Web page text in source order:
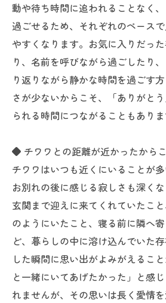
動や待ち時間に追われることなく
過ごせるため、それぞれのペース
やすくなります。お気に入りだっ
り、名前を呼びながら過ごしたり
り返りながら静かな時間を過ごす
さが少ないからこそ、「ありがと
られる時間につながることもありま
◆ チワワとの距離が近かったから
チワワはいつも近くにいることが多
お別れの後に感じる寂しさも深くな
玄関まで迎えに来てくれていたこ
のようにいたこと、寝る前に隣へ
ど、暮らしの中に溶け込んでいた
した瞬間に思い出がよみがえるこ
と一緒にいてあげたかった」と感
れませんが、その思いは長く愛情